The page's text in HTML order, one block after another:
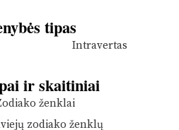
tipas
Intravertas
ir skaitiniai
ženklai
zodiako ženklų